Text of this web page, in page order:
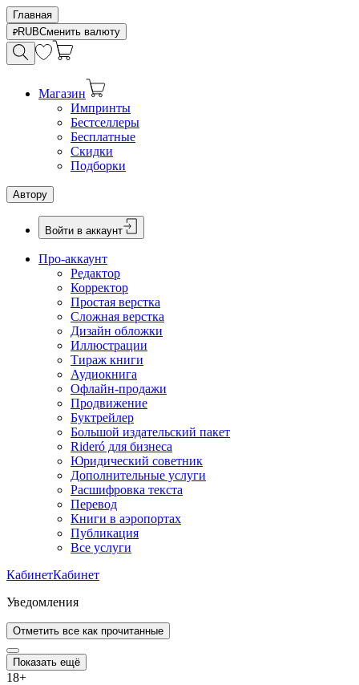
Главная
RUBСменить валюту
Магазин
Импринты
Бестселлеры
Бесплатные
Скидки
Подборки
Автору
Войти в аккаунт
Про-аккаунт
Редактор
Корректор
Простая верстка
Сложная верстка
Дизайн обложки
Иллюстрации
Тираж книги
Аудиокнига
Офлайн-продажи
Продвижение
Буктрейлер
Большой издательский пакет
Rideró для бизнеса
Юридический советник
Дополнительные услуги
Расшифровка текста
Перевод
Книги в аэропортах
Публикация
Все услуги
КабинетКабинет
Уведомления
Отметить все как прочитанные
Показать ещё
18+